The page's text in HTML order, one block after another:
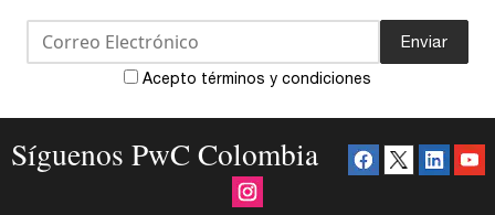
Enviar
Acepto términos y condiciones
Síguenos PwC Colombia